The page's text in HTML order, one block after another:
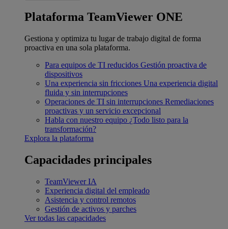
Plataforma TeamViewer ONE
Gestiona y optimiza tu lugar de trabajo digital de forma
proactiva en una sola plataforma.
Para equipos de TI reducidos Gestión proactiva de
dispositivos
Una experiencia sin fricciones Una experiencia digital
fluida y sin interrupciones
Operaciones de TI sin interrupciones Remediaciones
proactivas y un servicio excepcional
Habla con nuestro equipo ¿Todo listo para la
transformación?
Explora la plataforma
Capacidades principales
TeamViewer IA
Experiencia digital del empleado
Asistencia y control remotos
Gestión de activos y parches
Ver todas las capacidades